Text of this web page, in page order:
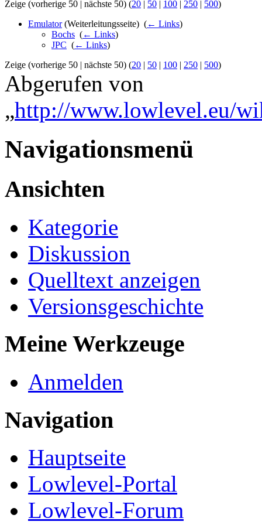
Zeige (vorherige 50 | nächste 50) (20 | 50 | 100 | 250 | 500)
Emulator(Weiterleitungsseite) ‎ (← Links)
Bochs (← Links)
JPC (← Links)
Zeige (vorherige 50 | nächste 50) (20 | 50 | 100 | 250 | 500)
Abgerufen von
„http://www.lowlevel.eu/
Navigationsmenü
Ansichten
Kategorie
Diskussion
Quelltext anzeigen
Versionsgeschichte
Meine Werkzeuge
Anmelden
Navigation
Hauptseite
Lowlevel-Portal
Lowlevel-Forum